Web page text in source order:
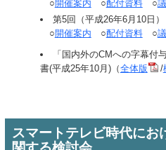
○開催案内 ○配付資料○
第5回（平成26年6月10日）
○開催案内 ○配付資料○
「国内外のCMへの字幕付
書(平成25年10月)（全体版 /
スマートテレビ時代にお